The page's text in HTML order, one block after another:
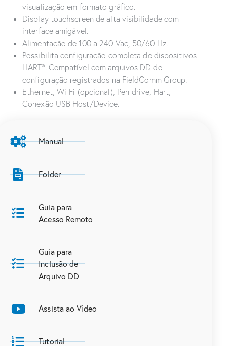
visualização em formato gráfico.
Display touchscreen de alta visibilidade com
interface amigável.
Alimentação de 100 a 240 Vac, 50/60 Hz.
Possibilita configuração completa de dispositivos
HART®. Compatível com arquivos DD de
configuração registrados na FieldComm Group.
Ethernet, Wi-Fi (opcional), Pen-drive, Hart,
Conexão USB Host/Device.
Manual
Folder
Guia para
Acesso Remoto
Guia para
Inclusão de
Arquivo DD
Assista ao Vídeo
Tutorial